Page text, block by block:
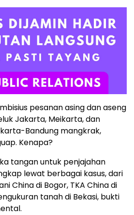
pesanan asing dan aseng
Jakarta, Meikarta, dan
Bandung mangkrak,
Kenapa?
tangan untuk penjajahan
lewat berbagai kasus, dari
China di Bogor, TKA China di
tanah di Bekasi, bukti